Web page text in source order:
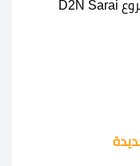
على مدار اليوم بانتظام داخل مشروع D2N Sarai